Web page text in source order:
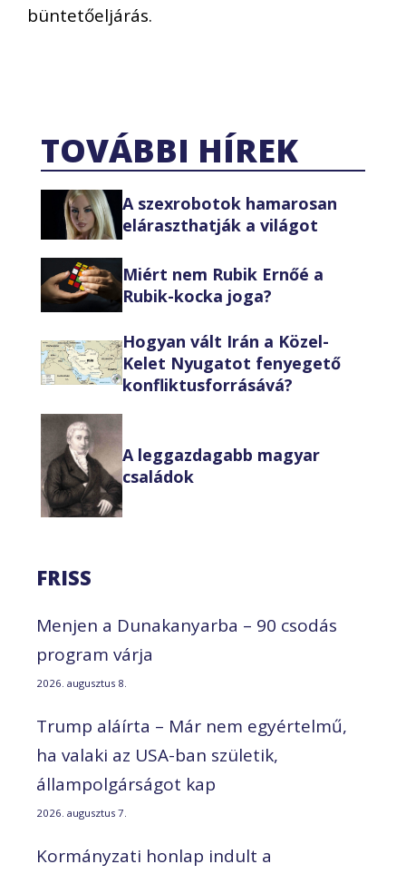
büntetőeljárás.
TOVÁBBI HÍREK
A szexrobotok hamarosan
eláraszthatják a világot
Miért nem Rubik Ernőé a
Rubik-kocka joga?
Hogyan vált Irán a Közel-
Kelet Nyugatot fenyegető
konfliktusforrásává?
A leggazdagabb magyar
családok
FRISS
Menjen a Dunakanyarba – 90 csodás
program várja
2026. augusztus 8.
Trump aláírta – Már nem egyértelmű,
ha valaki az USA-ban születik,
állampolgárságot kap
2026. augusztus 7.
Kormányzati honlap indult a